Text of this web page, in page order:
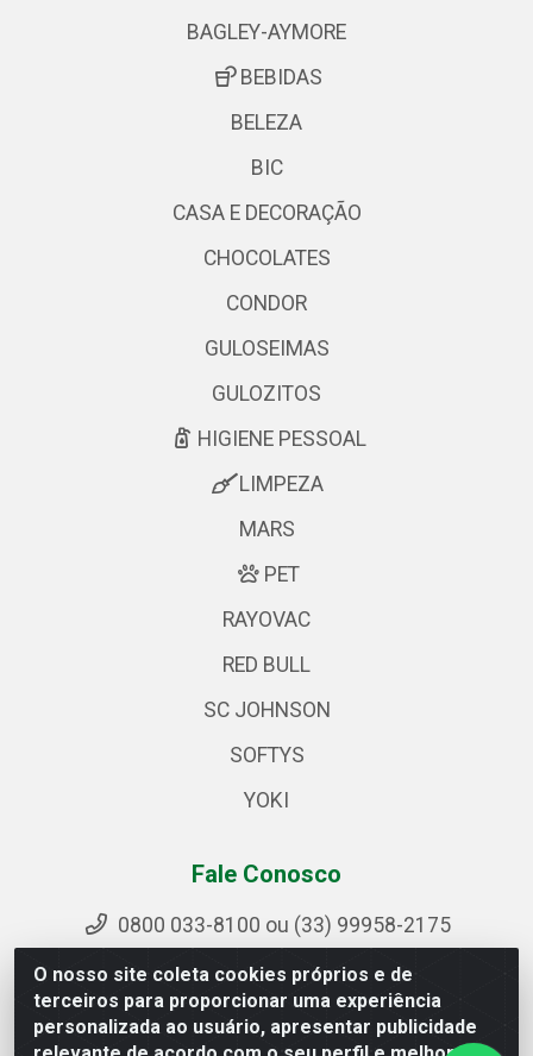
O nosso site coleta cookies próprios e de
terceiros para proporcionar uma experiência
personalizada ao usuário, apresentar publicidade
BAGLEY-AYMORE
BEBIDAS
BELEZA
BIC
CASA E DECORAÇÃO
CHOCOLATES
CONDOR
GULOSEIMAS
GULOZITOS
HIGIENE PESSOAL
LIMPEZA
MARS
PET
RAYOVAC
RED BULL
SC JOHNSON
SOFTYS
YOKI
Fale Conosco
0800 033-8100 ou (33) 99958-2175
sac@ipirangamg.com.br
Acompanhe nossas publicações